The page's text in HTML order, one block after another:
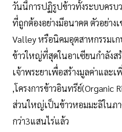
วันนี้การปฏิรูปข้าวทั้งระบบครบ
ที่ถูกต้องอย่างมีอนาคต ตัวอย่าง
Valley หรือนิคมอุตสาหกรรมเ
ข้าวใหญ่ที่สุดในอาเซียนกำลังส
เจ้าพระยาเพื่อสร้างมูลค่าและ
,โครงการข้าวอินทรีย์(Organic
ส่วนใหญ่เป็นข้าวหอมมะลิในภ
กว่า3แสนไร่แล้ว